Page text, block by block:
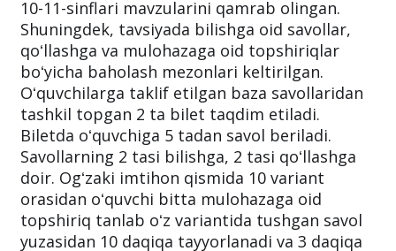
10-11-sinflari mavzularini qamrab olingan.
Shuningdek, tavsiyada bilishga oid savollar,
qoʻllashga va mulohazaga oid topshiriqlar
boʻyicha baholash mezonlari keltirilgan.
Oʻquvchilarga taklif etilgan baza savollaridan
tashkil topgan 2 ta bilet taqdim etiladi.
Biletda oʻquvchiga 5 tadan savol beriladi.
Savollarning 2 tasi bilishga, 2 tasi qoʻllashga
doir. Ogʻzaki imtihon qismida 10 variant
orasidan oʻquvchi bitta mulohazaga oid
topshiriq tanlab oʻz variantida tushgan savol
yuzasidan 10 daqiqa tayyorlanadi va 3 daqiqa